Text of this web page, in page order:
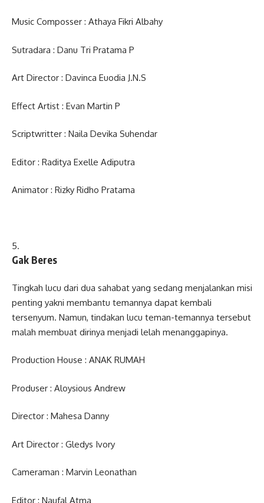
Music Composser : Athaya Fikri Albahy
Sutradara : Danu Tri Pratama P
Art Director : Davinca Euodia J.N.S
Effect Artist : Evan Martin P
Scriptwritter : Naila Devika Suhendar
Editor : Raditya Exelle Adiputra
Animator : Rizky Ridho Pratama
Gak Beres
Tingkah lucu dari dua sahabat yang sedang menjalankan misi
penting yakni membantu temannya dapat kembali
tersenyum. Namun, tindakan lucu teman-temannya tersebut
malah membuat dirinya menjadi lelah menanggapinya.
Production House : ANAK RUMAH
Produser : Aloysious Andrew
Director : Mahesa Danny
Art Director : Gledys Ivory
Cameraman : Marvin Leonathan
Editor : Naufal Atma